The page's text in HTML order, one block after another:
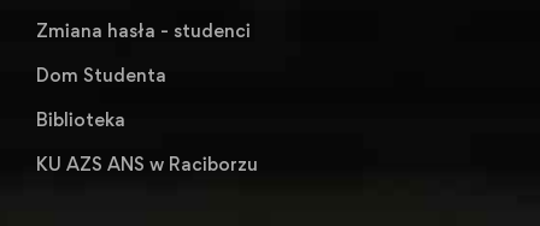
Zmiana hasła - studenci
Dom Studenta
Biblioteka
KU AZS ANS w Raciborzu